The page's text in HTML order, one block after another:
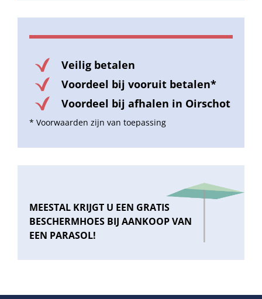
Veilig betalen
Voordeel bij vooruit betalen*
Voordeel bij afhalen in Oirschot
* Voorwaarden zijn van toepassing
MEESTAL KRIJGT U EEN GRATIS
BESCHERMHOES BIJ AANKOOP VAN
EEN PARASOL!